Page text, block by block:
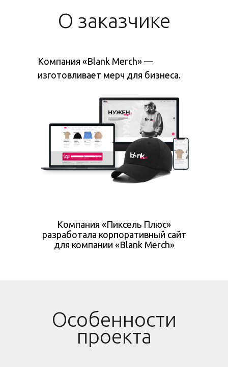
О заказчике
Компания «Blank Merch» —
изготовливает мерч для бизнеса.
Компания «Пиксель Плюс»
разработала корпоративный сайт
для компании «Blank Merch»
Особенности
проекта